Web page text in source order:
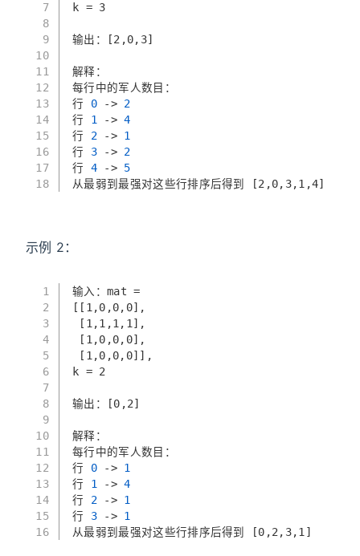
7
8
9
10
11
12
13
14
15
16
17
18
k = 3
输出：[2,0,3]
解释：
每行中的军人数目：
行 0 -> 2
行 1 -> 4
行 2 -> 1
行 3 -> 2
行 4 -> 5
从最弱到最强对这些行排序后得到 [2,0,3,1,4]
示例 2：
1
2
3
4
5
6
7
8
9
10
11
12
13
14
15
16
输入：mat =
[[1,0,0,0],
[1,1,1,1],
[1,0,0,0],
[1,0,0,0]],
k = 2
输出：[0,2]
解释：
每行中的军人数目：
行 0 -> 1
行 1 -> 4
行 2 -> 1
行 3 -> 1
从最弱到最强对这些行排序后得到 [0,2,3,1]